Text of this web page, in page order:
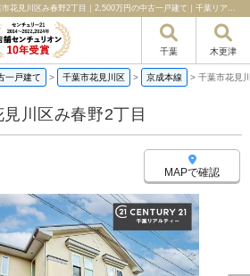
千葉市花見川区み春野2丁目 千葉県千葉市花見川区み春野2丁目｜2,500万円の中古一戸建て｜千葉リアルティー
千葉 木更津
一戸建て > 千葉市花見川区 > 京成本線 > 千葉市花見
川区み春野2丁目
MAPで確認